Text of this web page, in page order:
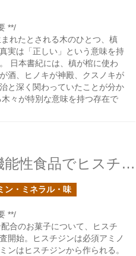
**/
れたとされる木のひとつ、槙
実は「正しい」という意味を持
日本書紀には、槙が棺に使わ
酒、ヒノキが神殿、クスノキが
と深く関わっていたことが分か
々が特別な意味を持つ存在で
疲労感を緩和する機能性食品でヒスチジン配合を謳っていた
ン・ミネラル・味
**/
合のお菓子について、ヒスチ
開始。ヒスチジンは必須アミノ
ンはヒスチジンから作られる。